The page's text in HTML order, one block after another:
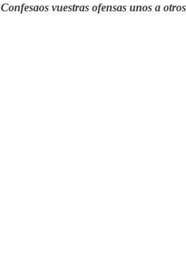
Confesaos vuestras ofensas unos a